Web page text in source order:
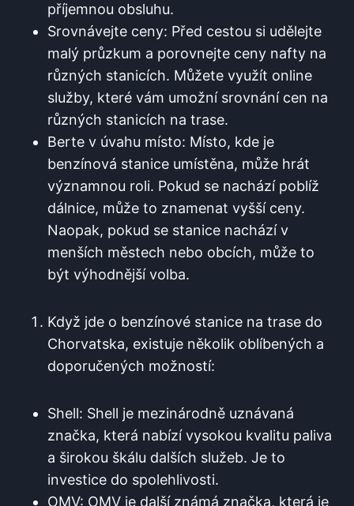
příjemnou ⁤obsluhu.
Srovnávejte ‍ceny: Před⁣ cestou si udělejte
malý průzkum a porovnejte ceny nafty na
různých ⁢stanicích. Můžete využít online
služby, které vám umožní srovnání cen ⁣na
různých stanicích na trase.
Berte ‍v úvahu místo: Místo, kde je
benzínová stanice ‌umístěna, může hrát
významnou roli. Pokud se nachází​ poblíž
dálnice,‌ může to znamenat⁣ vyšší ceny.⁤
Naopak, pokud se stanice nachází v
menších městech nebo obcích,⁣ může to
být‍ výhodnější volba.
Když jde o benzínové stanice ​na trase ‍do
Chorvatska,​ existuje několik oblíbených a
doporučených ⁤možností:
Shell: Shell je mezinárodně uznávaná
značka, která nabízí vysokou kvalitu⁤ paliva
a širokou škálu dalších služeb. Je​ to
investice do spolehlivosti.
OMV: OMV je další známá značka, která je‌